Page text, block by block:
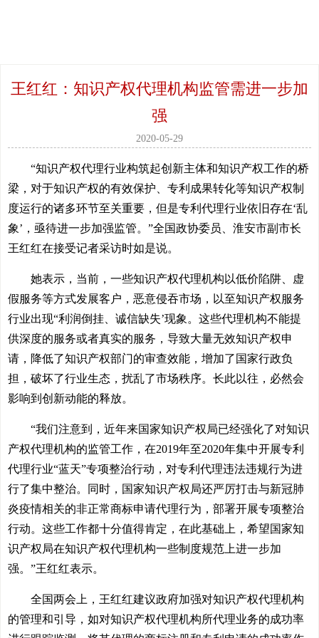
王红红：知识产权代理机构监管需进一步加
强
2020-05-29
“知识产权代理行业构筑起创新主体和知识产权工作的桥
梁，对于知识产权的有效保护、专利成果转化等知识产权制
度运行的诸多环节至关重要，但是专利代理行业依旧存在‘乱
象’，亟待进一步加强监管。”全国政协委员、淮安市副市长
王红红在接受记者采访时如是说。
她表示，当前，一些知识产权代理机构以低价陷阱、虚
假服务等方式发展客户，恶意侵吞市场，以至知识产权服务
行业出现“利润倒挂、诚信缺失’现象。这些代理机构不能提
供深度的服务或者真实的服务，导致大量无效知识产权申
请，降低了知识产权部门的审查效能，增加了国家行政负
担，破坏了行业生态，扰乱了市场秩序。长此以往，必然会
影响到创新动能的释放。
“我们注意到，近年来国家知识产权局已经强化了对知识
产权代理机构的监管工作，在2019年至2020年集中开展专利
代理行业“蓝天”专项整治行动，对专利代理违法违规行为进
行了集中整治。同时，国家知识产权局还严厉打击与新冠肺
炎疫情相关的非正常商标申请代理行为，部署开展专项整治
行动。这些工作都十分值得肯定，在此基础上，希望国家知
识产权局在知识产权代理机构一些制度规范上进一步加
强。”王红红表示。
全国两会上，王红红建议政府加强对知识产权代理机构
的管理和引导，如对知识产权代理机构所代理业务的成功率